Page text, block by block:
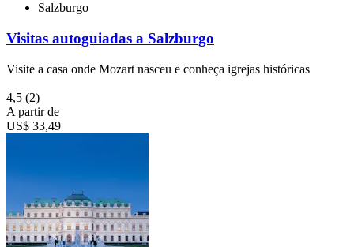
Salzburgo
Visitas autoguiadas a Salzburgo
Visite a casa onde Mozart nasceu e conheça igrejas históricas
4,5 (2)
A partir de
US$ 33,49